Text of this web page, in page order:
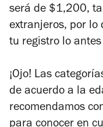
será de $1,200,
extranjeros, por lo
tu registro lo
¡Ojo! Las
de acuerdo a la
recomendamos
para conocer en